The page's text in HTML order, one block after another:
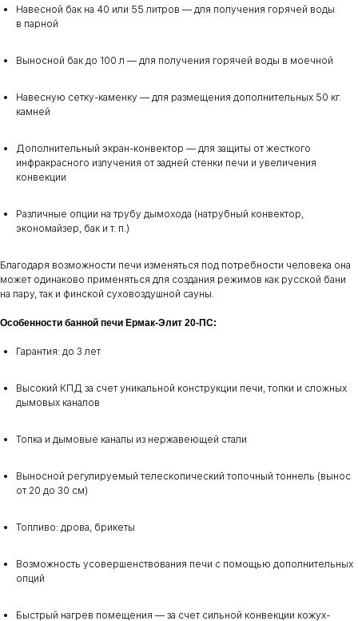
Навесной бак на 40 или 55 литров — для получения горячей воды
в парной
Выносной бак до 100 л — для получения горячей воды в моечной
Навесную сетку-каменку — для размещения дополнительных 50 кг.
камней
Дополнительный экран-конвектор — для защиты от жесткого
инфракрасного излучения от задней стенки печи и увеличения
конвекции
Различные опции на трубу дымохода (натрубный конвектор,
экономайзер, бак и т. п.)
Благодаря возможности печи изменяться под потребности человека она
может одинаково применяться для создания режимов как русской бани
на пару, так и финской суховоздушной сауны.
Особенности банной печи Ермак-Элит 20-ПC:
Гарантия: до 3 лет
Высокий КПД за счет уникальной конструкции печи, топки и сложных
дымовых каналов
Топка и дымовые каналы из нержавеющей стали
Выносной регулируемый телескопический топочный тоннель (вынос
от 20 до 30 см)
Топливо: дрова, брикеты
Возможность усовершенствования печи с помощью дополнительных
опций
Быстрый нагрев помещения — за счет сильной конвекции кожух-